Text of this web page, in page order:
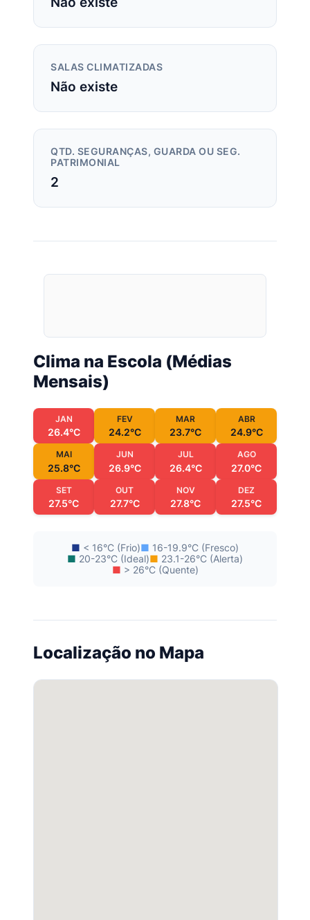
SALAS CLIMATIZADAS
Não existe
QTD. SEGURANÇAS, GUARDA OU SEG.
PATRIMONIAL
2
Clima na Escola (Médias
Mensais)
JAN
26.4°C
FEV
24.2°C
MAR
23.7°C
ABR
24.9°C
MAI
25.8°C
JUN
26.9°C
JUL
26.4°C
AGO
27.0°C
SET
27.5°C
OUT
27.7°C
NOV
27.8°C
DEZ
27.5°C
■ < 16°C (Frio)■ 16-19.9°C (Fresco)
■ 20-23°C (Ideal)■ 23.1-26°C (Alerta)
■ > 26°C (Quente)
Localização no Mapa